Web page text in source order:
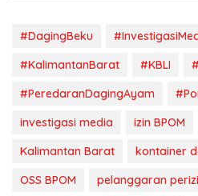
#DagingBeku
#KalimantanBarat
#KBLI
#PeredaranDagingAyam
investigasi media
izin BPOM
Kalimantan Barat
kontainer
OSS BPOM
pelanggaran